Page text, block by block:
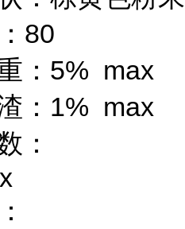
5% max
1% max